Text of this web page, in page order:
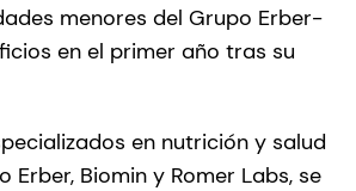
menores del Grupo Erber-
en el primer año tras su
en nutrición y salud
Erber, Biomin y Romer Labs, se